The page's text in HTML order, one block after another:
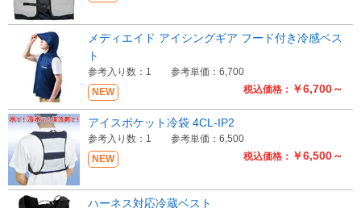
NEW 税込価格： ￥6,700～
メディエイド アイシングギア フード付き冷感ベス
ト
参考入り数：1 参考単価：6,700
NEW 税込価格： ￥6,500～
アイスポケット冷袋 4CL-IP2
参考入り数：1 参考単価：6,500
ハーネス対応冷蔵ベスト